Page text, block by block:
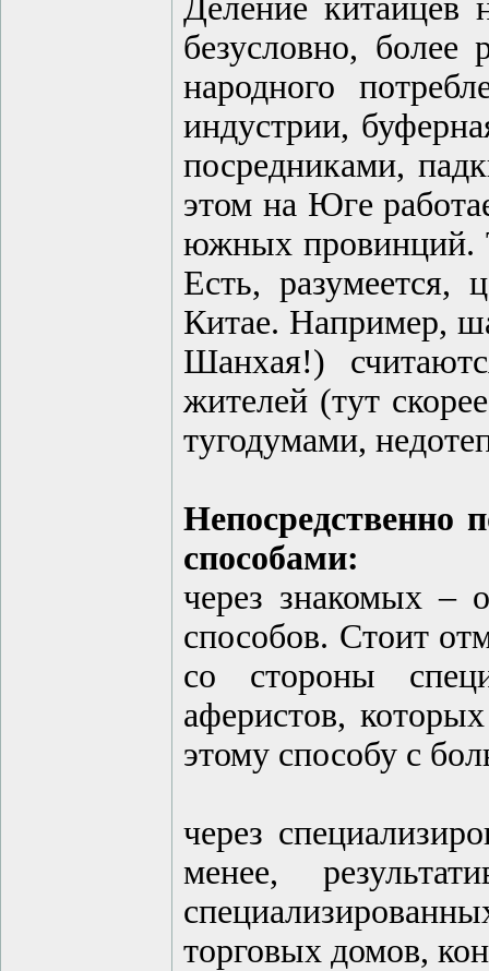
Деление
безусловно, более
народного
индустрии,
посредниками,
этом на Юге
южных провинций.
Есть, разумеется,
Китае. Например,
Шанхая!)
жителей (тут
тугодумами,
Непосредственно
способами:
через знакомых –
способов. Стоит
со стороны
аферистов,
этому способу с
через
менее,
торговых домов,